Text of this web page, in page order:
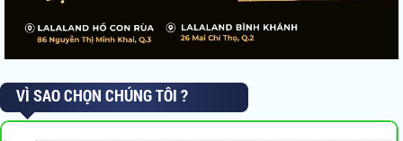
VÌ SAO CHỌN CHÚNG TÔI ?